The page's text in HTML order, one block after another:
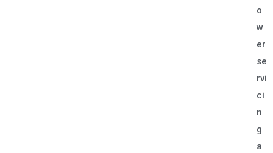
o
w
er
se
rvi
ci
n
g
a